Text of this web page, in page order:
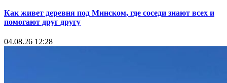
Как живет деревня под Минском, где соседи знают всех и
помогают друг другу
04.08.26 12:28